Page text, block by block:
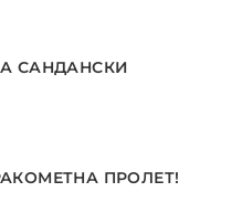
САНДАНСКИ
ПРОЛЕТ!